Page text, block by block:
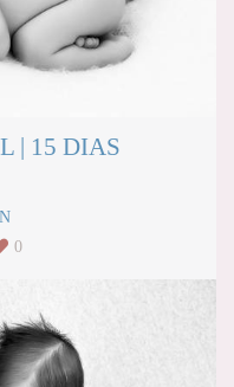
| 15 DIAS
0